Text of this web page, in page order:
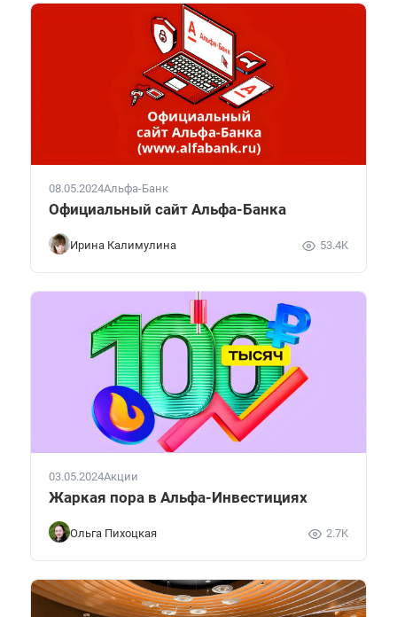
08.05.2024Альфа-Банк
Официальный сайт Альфа-Банка
Ирина Калимулина 53.4K
03.05.2024Акции
Жаркая пора в Альфа-Инвестициях
Ольга Пихоцкая 2.7K